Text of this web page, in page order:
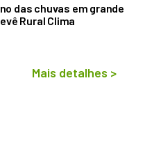
das chuvas em grande
Rural Clima
Mais detalhes >